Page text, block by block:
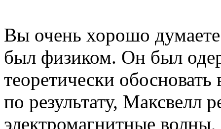
Вы очень хорошо
был физиком. Он был
теоретически
по результату, Максвелл
электромагнитные